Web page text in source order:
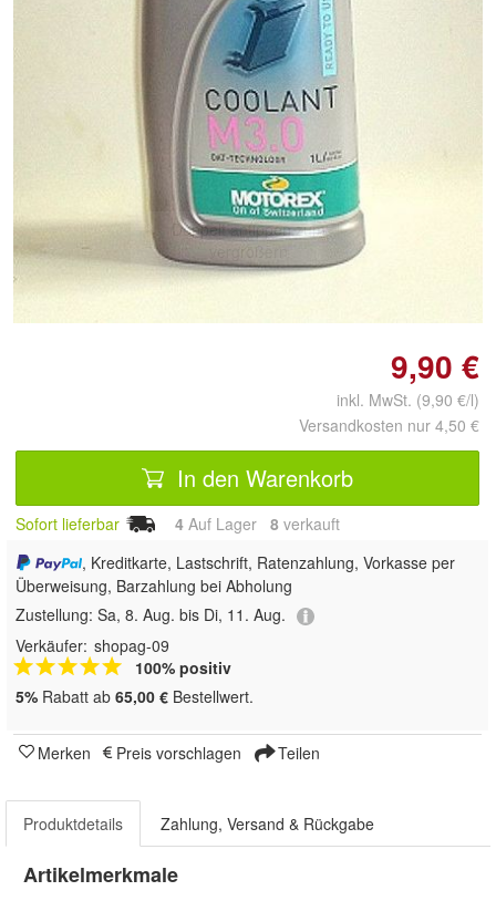
Doppelt antippen zum
vergrößern
9,90 €
inkl. MwSt. (9,90 €/l)
Versandkosten nur 4,50 €
In den Warenkorb
Sofort lieferbar 4 Auf Lager 8 verkauft
, Kreditkarte, Lastschrift, Ratenzahlung, Vorkasse per
Überweisung, Barzahlung bei Abholung
Zustellung: Sa, 8. Aug. bis Di, 11. Aug.
Verkäufer: shopag-09
100% positiv
5% Rabatt ab 65,00 € Bestellwert.
Merken Preis vorschlagen Teilen
Produktdetails Zahlung, Versand & Rückgabe
Artikelmerkmale